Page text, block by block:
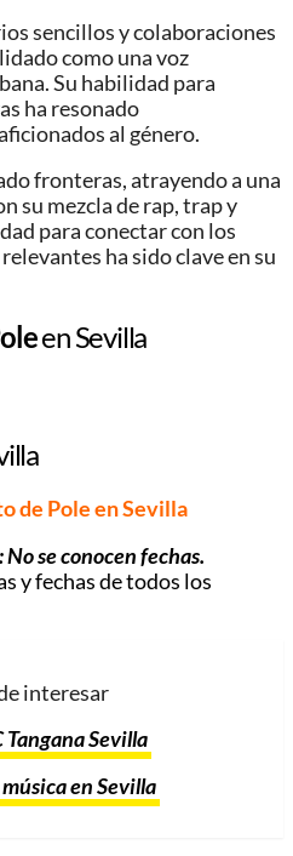
sencillos y colaboraciones
como una voz
Su habilidad para
ha resonado
al género.
fronteras, atrayendo a una
su mezcla de rap, trap y
para conectar con los
ha sido clave en su
en Sevilla
de Poleen Sevilla
se conocen fechas.
y fechas de todos los
interesar
Sevilla
en Sevilla